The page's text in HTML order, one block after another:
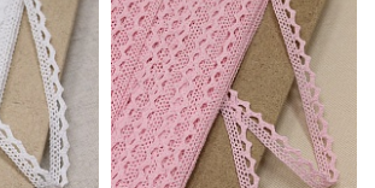
с
Политикой обработки персональных
Согласие на обработку персональных
на получение рекламных и
рассылок